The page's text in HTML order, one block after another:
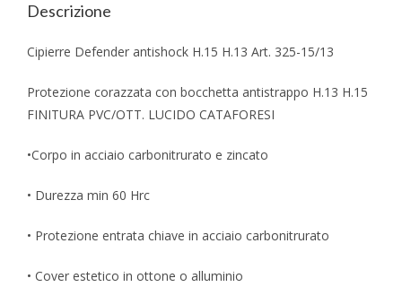
Descrizione
Cipierre Defender antishock H.15 H.13 Art. 325-15/13
Protezione corazzata con bocchetta antistrappo H.13 H.15
FINITURA PVC/OTT. LUCIDO CATAFORESI
•Corpo in acciaio carbonitrurato e zincato
• Durezza min 60 Hrc
• Protezione entrata chiave in acciaio carbonitrurato
• Cover estetico in ottone o alluminio